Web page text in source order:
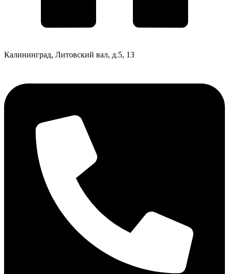
Калининград, Литовский вал, д.5, 13